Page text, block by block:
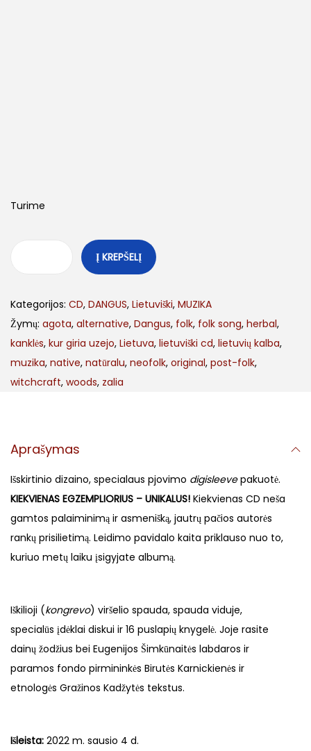
Turime
Į KREPŠELĮ
Kategorijos: CD, DANGUS, Lietuviški, MUZIKA
Žymų: agota, alternative, Dangus, folk, folk song, herbal,
kanklės, kur giria uzejo, Lietuva, lietuviški cd, lietuvių kalba,
muzika, native, natūralu, neofolk, original, post-folk,
witchcraft, woods, zalia
Aprašymas
Išskirtinio dizaino, specialaus pjovimo digisleevepakuotė.
KIEKVIENAS EGZEMPLIORIUS – UNIKALUS! Kiekvienas CD neša
gamtos palaiminimą ir asmenišką, jautrų pačios autorės
rankų prisilietimą. Leidimo pavidalo kaita priklauso nuo to,
kuriuo metų laiku įsigyjate albumą.
Iškilioji (kongrevo) viršelio spauda, spauda viduje,
specialūs įdėklai diskui ir 16 puslapių knygelė. Joje rasite
dainų žodžius bei Eugenijos Šimkūnaitės labdaros ir
paramos fondo pirmininkės Birutės Karnickienės ir
etnologės Gražinos Kadžytės tekstus.
Išleista: 2022 m. sausio 4 d.